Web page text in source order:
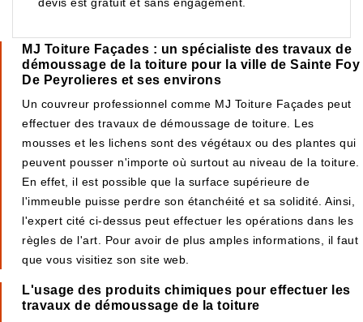
MJ Toiture Façades : un spécialiste des travaux de
démoussage de la toiture pour la ville de Sainte Foy
De Peyrolieres et ses environs
Un couvreur professionnel comme MJ Toiture Façades peut
effectuer des travaux de démoussage de toiture. Les
mousses et les lichens sont des végétaux ou des plantes qui
peuvent pousser n'importe où surtout au niveau de la toiture.
En effet, il est possible que la surface supérieure de
l'immeuble puisse perdre son étanchéité et sa solidité. Ainsi,
l'expert cité ci-dessus peut effectuer les opérations dans les
règles de l'art. Pour avoir de plus amples informations, il faut
que vous visitiez son site web.
L'usage des produits chimiques pour effectuer les
travaux de démoussage de la toiture